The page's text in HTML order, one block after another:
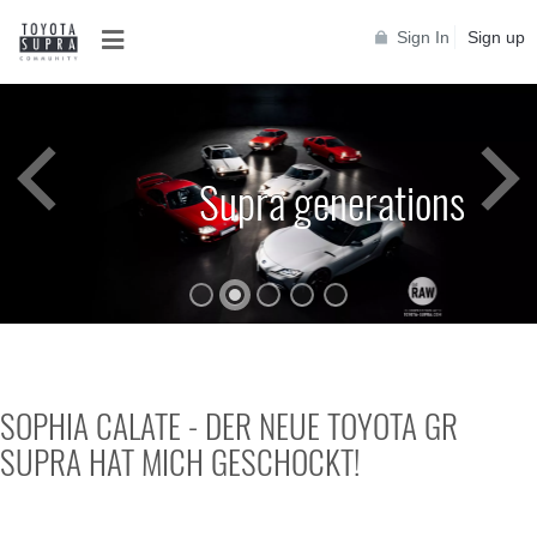
Sign In Sign up
Supra generations
SOPHIA CALATE - DER NEUE TOYOTA GR
SUPRA HAT MICH GESCHOCKT!